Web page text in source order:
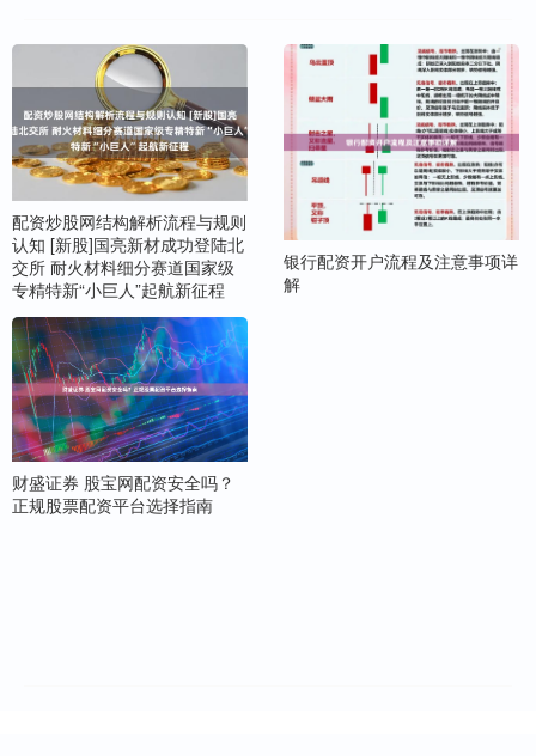
配资炒股网结构解析流程与规则
认知 [新股]国亮新材成功登陆北
交所 耐火材料细分赛道国家级
专精特新“小巨人”起航新征程
银行配资开户流程及注意事项详
解
财盛证券 股宝网配资安全吗？
正规股票配资平台选择指南